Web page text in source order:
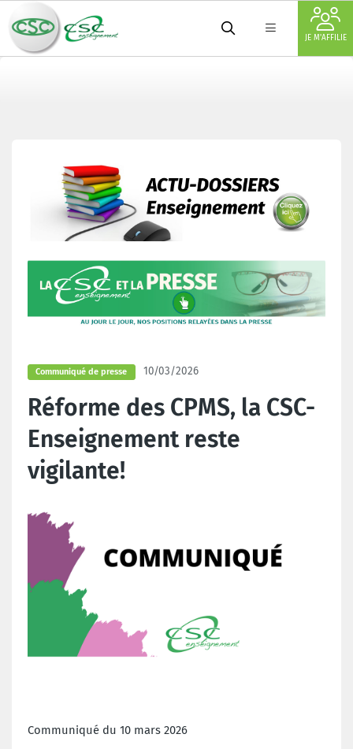
JE M'AFFILIE
Communiqué de presse 10/03/2026
Réforme des CPMS, la CSC-
Enseignement reste
vigilante!
Communiqué du 10 mars 2026